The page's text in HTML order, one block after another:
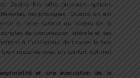
Zephir Pro offre plusieurs options
morphologies. Quand on est
à l’aise surtout au niveau de la
de compression latérale et ses
à l’utilisateur de trouver le bon
rassurée avec un confort optimal
et une évacuation de la